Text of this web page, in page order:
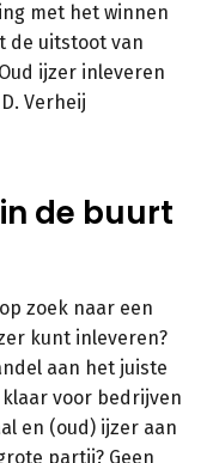
met het winnen
de uitstoot van
ijzer inleveren
Verheij
de buurt
zoek naar een
kunt inleveren?
aan het juiste
voor bedrijven
en (oud) ijzer aan
partij? Geen